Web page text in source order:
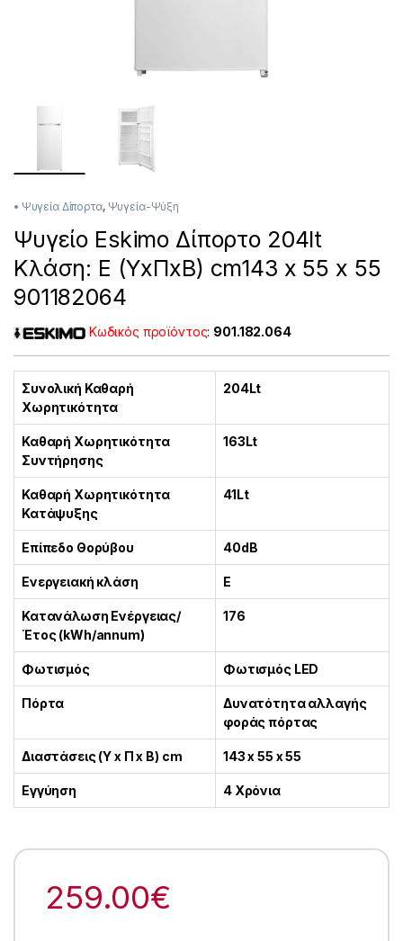
• Ψυγεία Δίπορτα, Ψυγεία-Ψύξη
Ψυγείο Eskimo Δίπορτο 204lt
Κλάση: E (ΥxΠxΒ) cm143 x 55 x 55
901182064
Κωδικός προϊόντος: 901.182.064
Συνολική Καθαρή
Χωρητικότητα
204Lt
Καθαρή Χωρητικότητα
Συντήρησης
163Lt
Καθαρή Χωρητικότητα
Κατάψυξης
41Lt
Επίπεδο Θορύβου 40dB
Ενεργειακή κλάση E
Κατανάλωση Ενέργειας/
Έτος (kWh/annum)
176
Φωτισμός Φωτισμός LED
Πόρτα
Δυνατότητα αλλαγής
φοράς πόρτας
Διαστάσεις (Υ x Π x Β) cm 143 x 55 x 55
Εγγύηση 4 Χρόνια
259.00€